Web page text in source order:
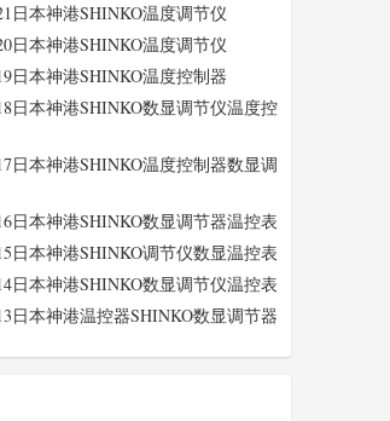
日本神港SHINKO温度调节仪
日本神港SHINKO温度调节仪
日本神港SHINKO温度控制器
日本神港SHINKO数显调节仪温度控
日本神港SHINKO温度控制器数显调
日本神港SHINKO数显调节器温控表
日本神港SHINKO调节仪数显温控表
日本神港SHINKO数显调节仪温控表
日本神港温控器SHINKO数显调节器